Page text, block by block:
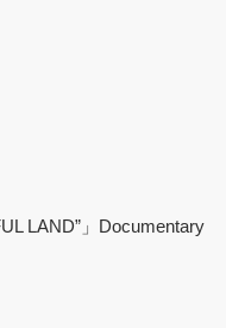
LAND”」Documentary